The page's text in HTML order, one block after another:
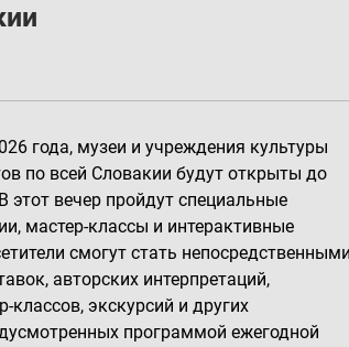
года, музеи и учреждения культуры
по всей Словакии будут открыты до
этот вечер пройдут специальные
мастер-классы и интерактивные
смогут стать
авторских интерпретаций,
классов, экскурсий и других
программой ежегодной